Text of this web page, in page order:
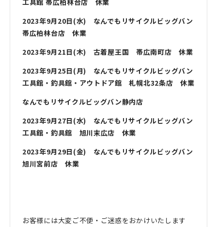
工具館 帯広柏林台店 休業
2023年9月20日(水) なんでもリサイクルビッグバン
帯広柏林台店 休業
2023年9月21日(木) 古着屋王国 帯広南町店 休業
2023年9月25日(月) なんでもリサイクルビッグバン
工具館・釣具館・アウトドア館 札幌北32条店 休業
なんでもリサイクルビッグバン静内店
2023年9月27日(水) なんでもリサイクルビッグバン
工具館・釣具館 旭川末広店 休業
2023年9月29日(金) なんでもリサイクルビッグバン
旭川宮前店 休業
お客様には大変ご不便・ご迷惑をおかけいたします